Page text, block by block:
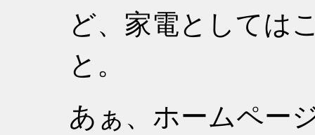
ど、家電としては
と。
あぁ、ホームペー